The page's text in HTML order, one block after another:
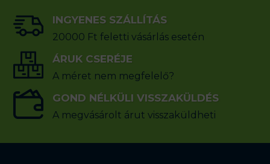
INGYENES SZÁLLÍTÁS
20000 Ft feletti vásárlás esetén
ÁRUK CSERÉJE
A méret nem megfelelő?
GOND NÉLKÜLI VISSZAKÜLDÉS
A megvásárolt árut visszaküldheti